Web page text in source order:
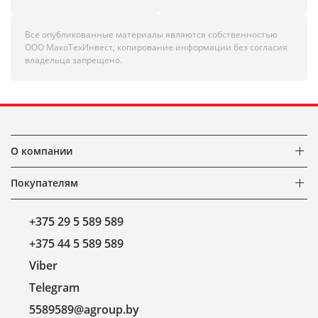
Все опубликованные материалы являются собственностью
ООО МакоТехИнвест, копирование информации без согласия
владельца запрещено.
О компании
Покупателям
+375 29 5 589 589
+375 44 5 589 589
Viber
Telegram
5589589@agroup.by